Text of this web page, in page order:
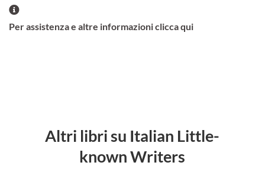
Per assistenza e altre informazioni clicca qui
Altri libri su Italian Little-
known Writers